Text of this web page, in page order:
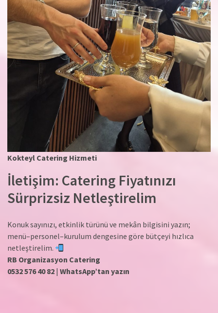
Kokteyl Catering Hizmeti
İletişim: Catering Fiyatınızı
Sürprizsiz Netleştirelim
Konuk sayınızı, etkinlik türünü ve mekân bilgisini yazın;
menü–personel–kurulum dengesine göre bütçeyi hızlıca
netleştirelim.
RB Organizasyon Catering
0532 576 40 82 | WhatsApp’tan yazın